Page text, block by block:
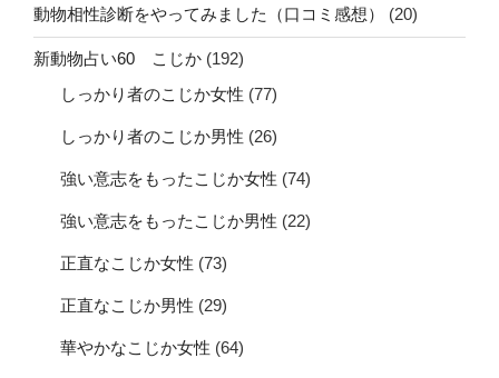
動物相性診断をやってみました（口コミ感想） (20)
新動物占い60 こじか (192)
しっかり者のこじか女性 (77)
しっかり者のこじか男性 (26)
強い意志をもったこじか女性 (74)
強い意志をもったこじか男性 (22)
正直なこじか女性 (73)
正直なこじか男性 (29)
華やかなこじか女性 (64)